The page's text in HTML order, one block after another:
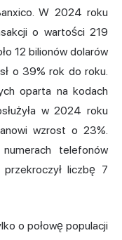
W 2024 roku
o wartości 219
12 bilionów dolarów
o 39% rok do roku.
oparta na kodach
w 2024 roku
wzrost o 23%.
telefonów
liczbę 7
o połowę populacji